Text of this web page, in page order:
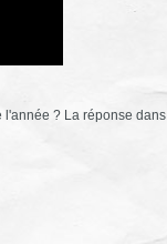
? La réponse dans